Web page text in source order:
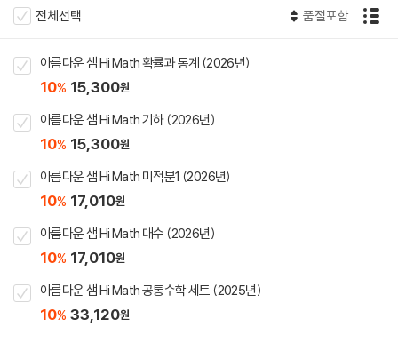
전체선택 품절포함
아름다운 샘 Hi Math 확률과 통계 (2026년)
10% 15,300원
아름다운 샘 Hi Math 기하 (2026년)
10% 15,300원
아름다운 샘 Hi Math 미적분1 (2026년)
10% 17,010원
아름다운 샘 Hi Math 대수 (2026년)
10% 17,010원
아름다운 샘 Hi Math 공통수학 세트 (2025년)
10% 33,120원